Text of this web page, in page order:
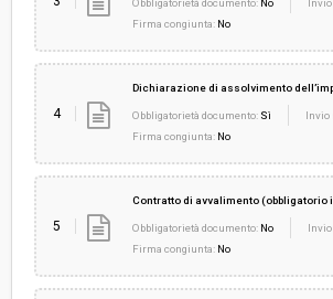
Obbligatorietà documento: No
Firma congiunta: No
4
Dichiarazione di assolvimento
Obbligatorietà documento: Sì Invio
Firma congiunta: No
5
Contratto di avvalimento (obbligatorio
Obbligatorietà documento: No
Firma congiunta: No